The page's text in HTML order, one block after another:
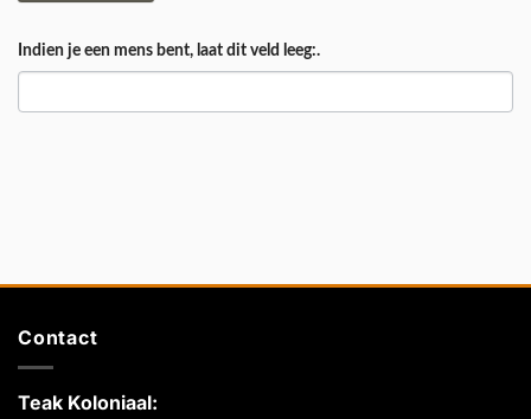
Indien je een mens bent, laat dit veld leeg:.
Contact
Teak Koloniaal: